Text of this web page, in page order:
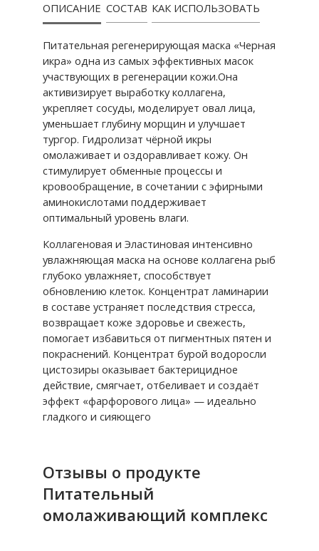
ОПИСАНИЕ СОСТАВ КАК ИСПОЛЬЗОВАТЬ
Питательная регенерирующая маска «Черная
икра» одна из самых эффективных масок
участвующих в регенерации кожи.Она
активизирует выработку коллагена,
укрепляет сосуды, моделирует овал лица,
уменьшает глубину морщин и улучшает
тургор. Гидролизат чёрной икры
омолаживает и оздоравливает кожу. Он
стимулирует обменные процессы и
кровообращение, в сочетании с эфирными
аминокислотами поддерживает
оптимальный уровень влаги.
Коллагеновая и Эластиновая интенсивно
увлажняющая маска на основе коллагена рыб
глубоко увлажняет, способствует
обновлению клеток. Концентрат ламинарии
в составе устраняет последствия стресса,
возвращает коже здоровье и свежесть,
помогает избавиться от пигментных пятен и
покраснений. Концентрат бурой водоросли
цистозиры оказывает бактерицидное
действие, смягчает, отбеливает и создаёт
эффект «фарфорового лица» — идеально
гладкого и сияющего
Отзывы о продукте
Питательный
омолаживающий комплекс